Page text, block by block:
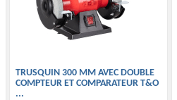
TRUSQUIN 300 MM AVEC DOUBLE
COMPTEUR ET COMPARATEUR T&O
...